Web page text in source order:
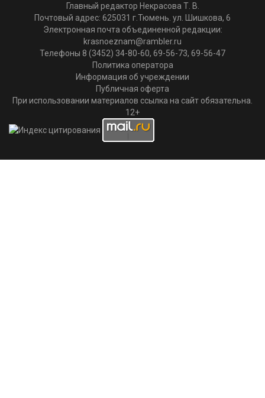
Главный редактор Некрасова Т. В.
Почтовый адрес: 625031 г.Тюмень. ул. Шишкова, 6
Электронная почта объединенной редакции:
krasnoeznam@rambler.ru
Телефоны 8 (3452) 34-80-60, 69-56-73, 69-56-47
Политика оператора
Информация об учреждении
Публичная оферта
При использовании материалов ссылка на сайт обязательна.
12+